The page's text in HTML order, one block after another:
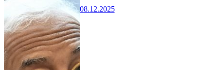
08.12.2025